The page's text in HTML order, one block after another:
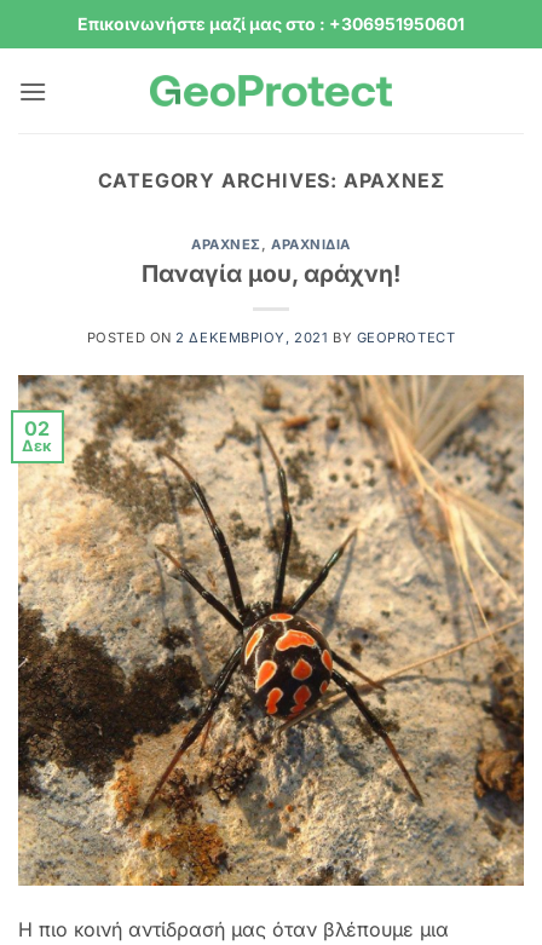
Μετάβαση
στο
Επικοινωνήστε μαζί μας στο : +306951950601
CATEGORY ARCHIVES: ΑΡΆΧΝΕΣ
ΑΡΆΧΝΕΣ, ΑΡΑΧΝΊΔΙΑ
Παναγία μου, αράχνη!
POSTED ON 2 ΔΕΚΕΜΒΡΊΟΥ, 2021 BY GEOPROTECT
02
Δεκ
Η πιο κοινή αντίδρασή μας όταν βλέπουμε μια